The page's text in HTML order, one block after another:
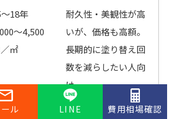
18年
〜4,500
㎡
耐久性・美観性が高
いが、価格も高額。
長期的に塗り替え回
数を減らしたい人向
け。
ル LINE 費用相場確認